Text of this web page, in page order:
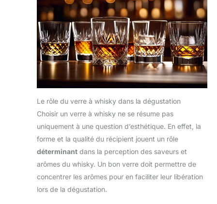
Le rôle du verre à whisky dans la dégustation
Choisir un verre à whisky ne se résume pas
uniquement à une question d’esthétique. En effet, la
forme et la qualité du récipient jouent un rôle
déterminant dans la perception des saveurs et
arômes du whisky. Un bon verre doit permettre de
concentrer les arômes pour en faciliter leur libération
lors de la dégustation.